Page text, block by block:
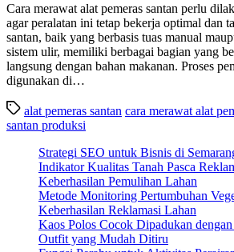
Cara merawat alat pemeras santan perlu
agar peralatan ini tetap bekerja optimal dan
santan, baik yang berbasis tuas manual
sistem ulir, memiliki berbagai bagian yang
langsung dengan bahan makanan. Proses
digunakan di…
alat pemeras santan cara merawat alat
santan produksi
Strategi SEO untuk Bisnis di
Indikator Kualitas Tanah Pasca
Keberhasilan Pemulihan Lahan
Metode Monitoring Pertumbuhan
Keberhasilan Reklamasi Lahan
Kaos Polos Cocok Dipadukan
Outfit yang Mudah Ditiru